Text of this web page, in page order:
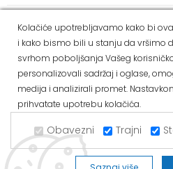
Copyright © 2021 Alvos.
Izrada internet prodavnice i
Dostava i
način
plaćanja
Politika
privatnosti
Social Media
Kolačiće upotrebljavamo kako bi
i kako bismo bili u stanju da vršimo
svrhom poboljšanja Vašeg
personalizovali sadržaj i oglase,
medija i analizirali promet.
prihvatate upotrebu kolačića.
Obavezni Trajni